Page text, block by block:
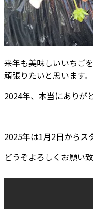
来年も美味しいいちご
頑張りたいと思います。
2024年、本当にありが
2025年は1月2日からス
どうぞよろしくお願い致